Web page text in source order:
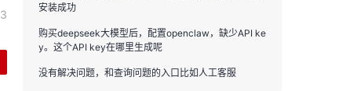
3
安装成功
购买deepseek大模型后，配置openclaw，缺少API ke
y。这个API key在哪里生成呢
没有解决问题，和查询问题的入口比如人工客服